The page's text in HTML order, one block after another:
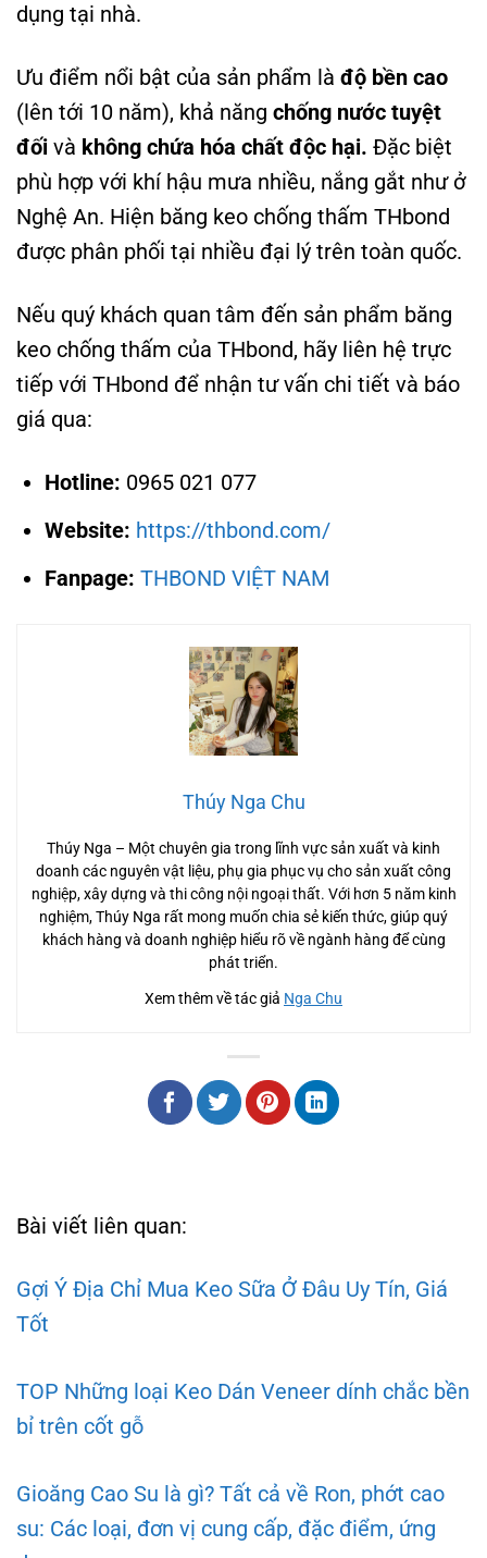
dụng tại nhà.
Ưu điểm nổi bật của sản phẩm là độ bền cao
(lên tới 10 năm), khả năng chống nước tuyệt
đối và không chứa hóa chất độc hại. Đặc biệt
phù hợp với khí hậu mưa nhiều, nắng gắt như ở
Nghệ An. Hiện băng keo chống thấm THbond
được phân phối tại nhiều đại lý trên toàn quốc.
Nếu quý khách quan tâm đến sản phẩm băng
keo chống thấm của THbond, hãy liên hệ trực
tiếp với THbond để nhận tư vấn chi tiết và báo
giá qua:
Hotline: 0965 021 077
Website: https://thbond.com/
Fanpage: THBOND VIỆT NAM
Thúy Nga Chu
Thúy Nga – Một chuyên gia trong lĩnh vực sản xuất và kinh
doanh các nguyên vật liệu, phụ gia phục vụ cho sản xuất công
nghiệp, xây dựng và thi công nội ngoại thất. Với hơn 5 năm kinh
nghiệm, Thúy Nga rất mong muốn chia sẻ kiến thức, giúp quý
khách hàng và doanh nghiệp hiểu rõ về ngành hàng để cùng
phát triển.
Xem thêm về tác giả Nga Chu
Bài viết liên quan:
Gợi Ý Địa Chỉ Mua Keo Sữa Ở Đâu Uy Tín, Giá
Tốt
TOP Những loại Keo Dán Veneer dính chắc bền
bỉ trên cốt gỗ
Gioăng Cao Su là gì? Tất cả về Ron, phớt cao
su: Các loại, đơn vị cung cấp, đặc điểm, ứng